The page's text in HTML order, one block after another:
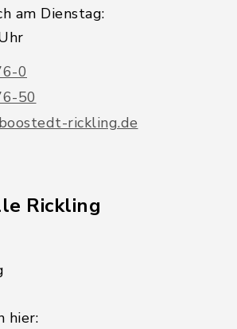
am Dienstag:
0
50
rickling.de
Rickling
hier: